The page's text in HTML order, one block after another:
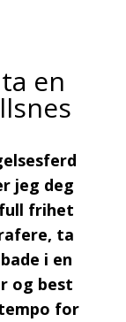
en
jeg deg
frihet
ta
i en
og best
for